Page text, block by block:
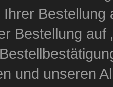
Bestellung auf
und unseren